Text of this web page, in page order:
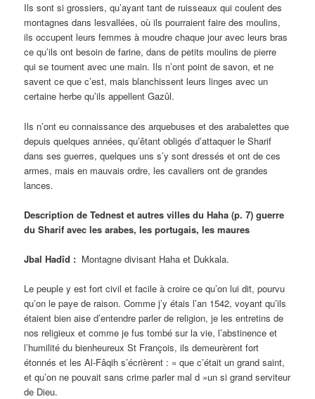
Ils sont si grossiers, qu’ayant tant de ruisseaux qui coulent des
montagnes dans lesvallées, où ils pourraient faire des moulins,
ils occupent leurs femmes à moudre chaque jour avec leurs bras
ce qu’ils ont besoin de farine, dans de petits moulins de pierre
qui se tournent avec une main. Ils n’ont point de savon, et ne
savent ce que c’est, mais blanchissent leurs linges avec un
certaine herbe qu’ils appellent Gazûl.
Ils n’ont eu connaissance des arquebuses et des arabalettes que
depuis quelques années, qu’êtant obligés d’attaquer le Sharif
dans ses guerres, quelques uns s’y sont dressés et ont de ces
armes, mais en mauvais ordre, les cavaliers ont de grandes
lances.
Description de Tednest et autres villes du Haha (p. 7) guerre
du Sharif avec les arabes, les portugais, les maures
Jbal Hadîd : Montagne divisant Haha et Dukkala.
Le peuple y est fort civil et facile à croire ce qu’on lui dit, pourvu
qu’on le paye de raison. Comme j’y étais l’an 1542, voyant qu’ils
étaient bien aise d’entendre parler de religion, je les entretins de
nos religieux et comme je fus tombé sur la vie, l’abstinence et
l’humilité du bienheureux St François, ils demeurèrent fort
étonnés et les Al-Fâqih s’écrièrent : « que c’était un grand saint,
et qu’on ne pouvait sans crime parler mal d »un si grand serviteur
de Dieu.